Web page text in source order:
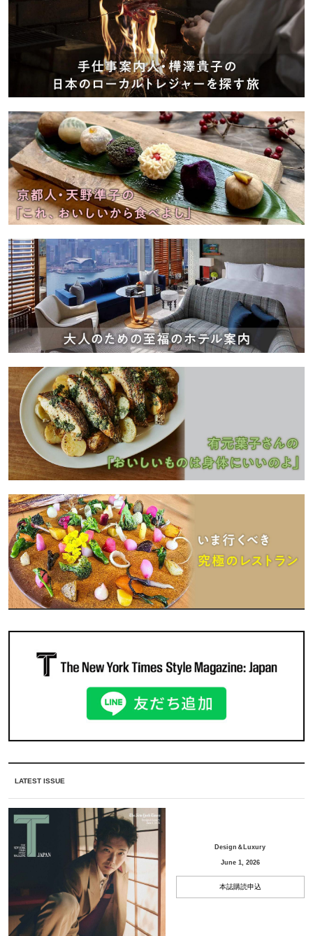
LATEST ISSUE
Design＆Luxury
June 1, 2026
本誌購読申込